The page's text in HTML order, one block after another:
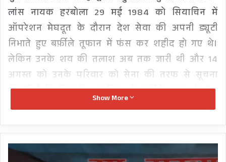
लांस नायक हरबोला 29 मई 1984 को सियाचिन में
ऑपरेशन मेघदूत के दौरान देश सेवा की अपनी ड्यूटी
निभाते हुए बर्फ़ीले तूफान में फंस कर शहीद हो गए थे।
लेकिन उनके शव की तलाश अब तक जारी थी और 14
अगस्त को उनके परिवार को सेना की तरफ से सूचना
मिलती है कि सियाचिन ग्लेशियर में बर्फ़ीले तूफान में फंस
गए शहीद लांस नायक चंद्रशेखर का शव मिल गया है।
Show More
सफेद